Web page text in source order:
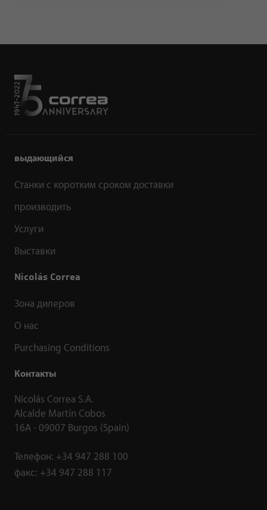
выдающийся
Станки с коротким сроком доставки
производить
Услуги
Выставки
Nicolás Correa
Зона дилеров
О нас
Purchasing Conditions
Контакты
Nicolás Correa S.A.
Alcalde Martín Cobos
16A - 09007 Burgos (Spain)
Телефон: +34 947 288 100
факс: +34 947 288 117